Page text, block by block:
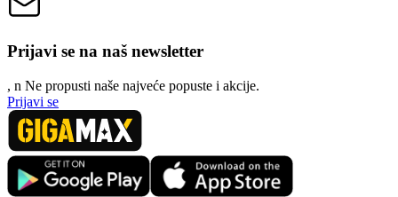
Prijavi se na naš newsletter
, n Ne propusti naše najveće popuste i akcije.
Prijavi se